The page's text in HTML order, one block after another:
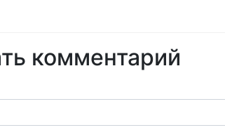
комментарий